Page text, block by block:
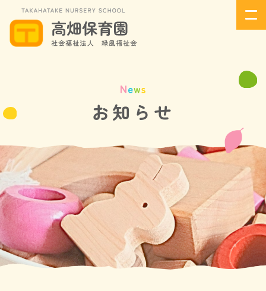
News
お知らせ